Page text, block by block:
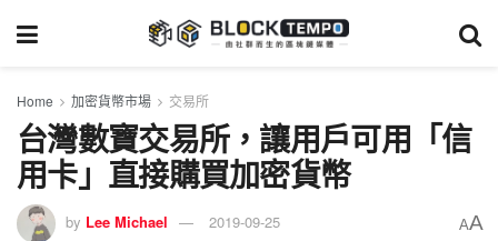
Home 加密貨幣市場 交易所
台灣數寶交易所，讓用戶可用「信
用卡」直接購買加密貨幣
by Lee Michael 2019-09-25 AA